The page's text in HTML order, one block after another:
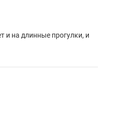
и на длинные прогулки, и